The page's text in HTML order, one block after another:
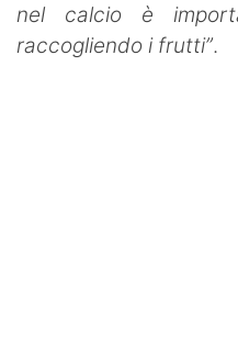
nel calcio è
raccogliendo i frutti”.